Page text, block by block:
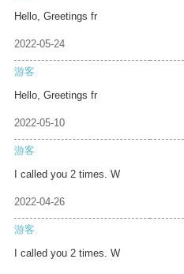
Hello, Greetings fr
2022-05-24
游客
Hello, Greetings fr
2022-05-10
游客
I called you 2 times. W
2022-04-26
游客
I called you 2 times. W